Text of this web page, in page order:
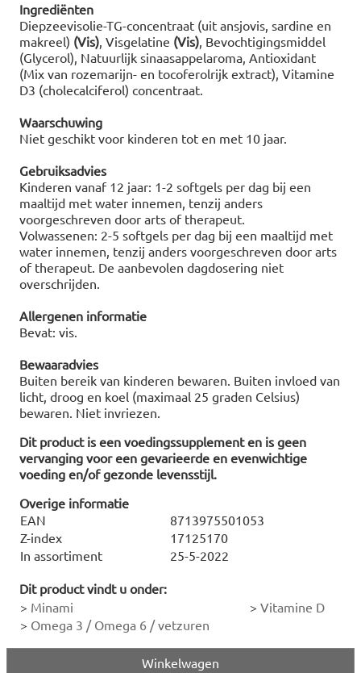
Ingrediënten
Diepzeevisolie-TG-concentraat (uit ansjovis, sardine en
makreel) (Vis), Visgelatine (Vis), Bevochtigingsmiddel
(Glycerol), Natuurlijk sinaasappelaroma, Antioxidant
(Mix van rozemarijn- en tocoferolrijk extract), Vitamine
D3 (cholecalciferol) concentraat.
Waarschuwing
Niet geschikt voor kinderen tot en met 10 jaar.
Gebruiksadvies
Kinderen vanaf 12 jaar: 1-2 softgels per dag bij een
maaltijd met water innemen, tenzij anders
voorgeschreven door arts of therapeut.
Volwassenen: 2-5 softgels per dag bij een maaltijd met
water innemen, tenzij anders voorgeschreven door arts
of therapeut. De aanbevolen dagdosering niet
overschrijden.
Allergenen informatie
Bevat: vis.
Bewaaradvies
Buiten bereik van kinderen bewaren. Buiten invloed van
licht, droog en koel (maximaal 25 graden Celsius)
bewaren. Niet invriezen.
Dit product is een voedingssupplement en is geen
vervanging voor een gevarieerde en evenwichtige
voeding en/of gezonde levensstijl.
Overige informatie
EAN
8713975501053
Z-index
17125170
In assortiment
25-5-2022
Dit product vindt u onder:
> Minami > Vitamine D
> Omega 3 / Omega 6 / vetzuren
Winkelwagen